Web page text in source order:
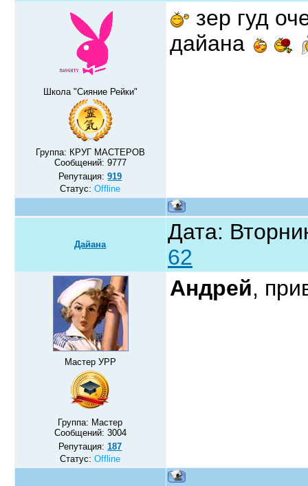
Школа "Сияние Рейки"
Группа: КРУГ МАСТЕРОВ
Сообщений: 9777
Репутация:919
Статус:Offline
зер гуд
дайана
Дайана
Дата:
62
Мастер УРР
Группа: Мастер
Сообщений: 3004
Репутация:187
Статус:Offline
Андрей,